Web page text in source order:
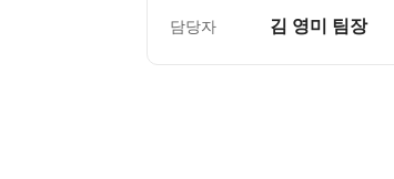
담당자 김 영미 팀장